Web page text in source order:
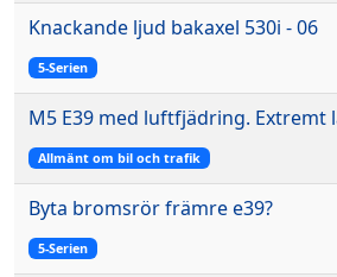
Knackande ljud bakaxel 530i - 06
5-Serien
M5 E39 med luftfjädring. Extremt
Allmänt om bil och trafik
Byta bromsrör främre e39?
5-Serien